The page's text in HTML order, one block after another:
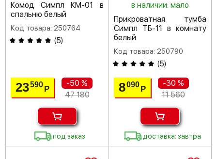
Комод Симпл КМ-01 в
спальню белый
Код товара: 250764
(5)
23590Р
-50 %
47 180
под заказ
в наличии: мало
Прикроватная тумба
Симпл ТБ-11 в комнату
белый
Код товара: 250790
(5)
8090 Р
-30 %
11 560
доставка: завтра